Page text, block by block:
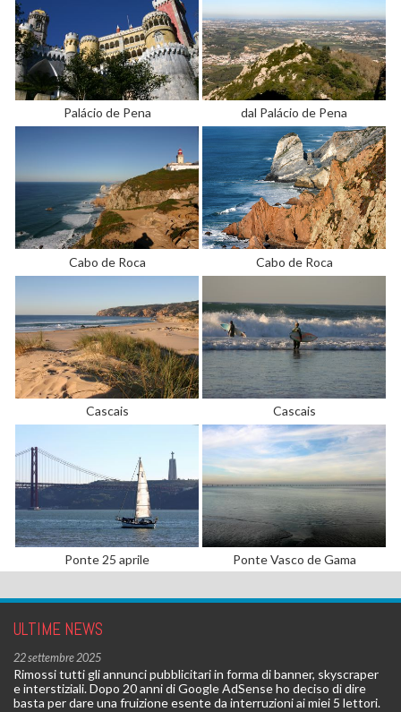
Palácio de Pena dal Palácio de Pena
Cabo de Roca Cabo de Roca
Cascais Cascais
Ponte 25 aprile Ponte Vasco de Gama
ULTIME NEWS
22 settembre 2025
Rimossi tutti gli annunci pubblicitari in forma di banner, skyscraper
e interstiziali. Dopo 20 anni di Google AdSense ho deciso di dire
basta per dare una fruizione esente da interruzioni ai miei 5 lettori.